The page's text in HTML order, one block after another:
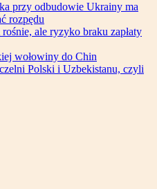
przy odbudowie Ukrainy ma
rozpędu
ale ryzyko braku zapłaty
wołowiny do Chin
Polski i Uzbekistanu, czyli